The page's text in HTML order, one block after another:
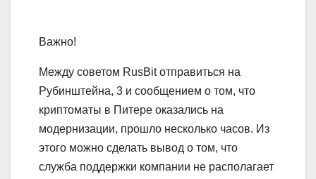
Важно!
Между советом RusBit отправиться на
Рубинштейна, 3 и сообщением о том, что
криптоматы в Питере оказались на
модернизации, прошло несколько часов. Из
этого можно сделать вывод о том, что
служба поддержки компании не располагает